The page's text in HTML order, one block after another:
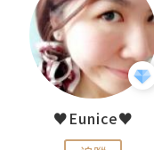
♥Eunice♥